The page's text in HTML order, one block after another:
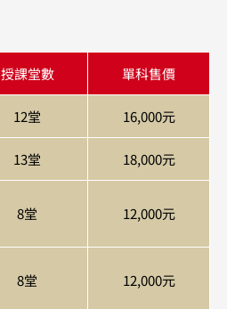
授課堂數 單科售價
12堂 16,000元
13堂 18,000元
8堂 12,000元
8堂 12,000元